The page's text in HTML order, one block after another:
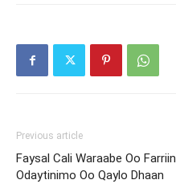
Previous article
Faysal Cali Waraabe Oo Farriin
Odaytinimo Oo Qaylo Dhaan